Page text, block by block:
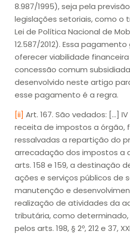
8.987/1995), seja pela
legislações setoriais, como o
Lei de Política Nacional de
12.587/2012). Essa
oferecer viabilidade
concessão comum
desenvolvido neste artigo
esse pagamento é a regra.
[ii] Art. 167. São vedados: […]
receita de impostos a órgão,
ressalvadas a repartição do
arrecadação dos impostos a
arts. 158 e 159, a destinação
ações e serviços públicos de
manutenção e
realização de atividades da
tributária, como
pelos arts. 198, § 2º, 212 e 37,